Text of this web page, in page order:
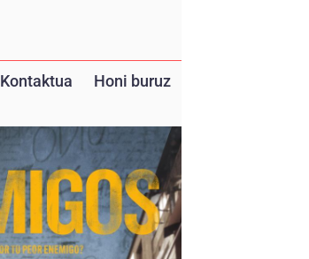
Kontaktua Honi buruz